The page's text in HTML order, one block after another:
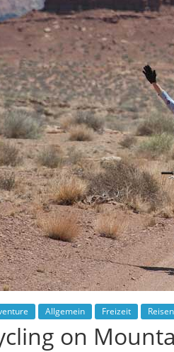
Allgemein Freizeit Reisen
on